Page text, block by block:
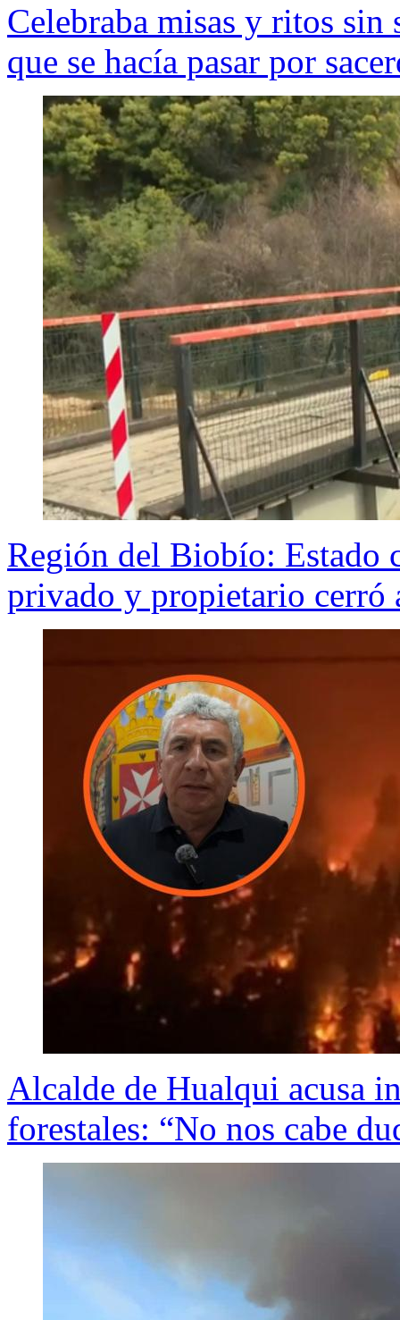
Celebraba misas y ritos sin
que se hacía pasar por
Región del Biobío: Estado
privado y propietario cerró
Alcalde de Hualqui acusa
forestales: “No nos cabe